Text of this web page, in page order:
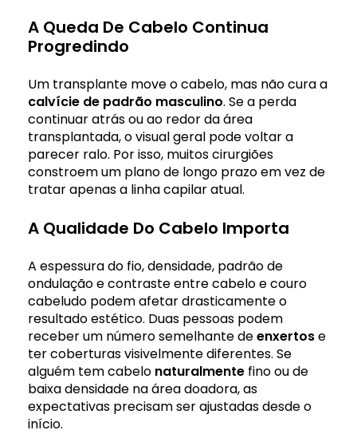
A Queda De Cabelo Continua
Progredindo
Um transplante move o cabelo, mas não cura a
calvície de padrão masculino. Se a perda
continuar atrás ou ao redor da área
transplantada, o visual geral pode voltar a
parecer ralo. Por isso, muitos cirurgiões
constroem um plano de longo prazo em vez de
tratar apenas a linha capilar atual.
A Qualidade Do Cabelo Importa
A espessura do fio, densidade, padrão de
ondulação e contraste entre cabelo e couro
cabeludo podem afetar drasticamente o
resultado estético. Duas pessoas podem
receber um número semelhante deenxertose
ter coberturas visivelmente diferentes. Se
alguém tem cabelo naturalmente fino ou de
baixa densidade na área doadora, as
expectativas precisam ser ajustadas desde o
início.